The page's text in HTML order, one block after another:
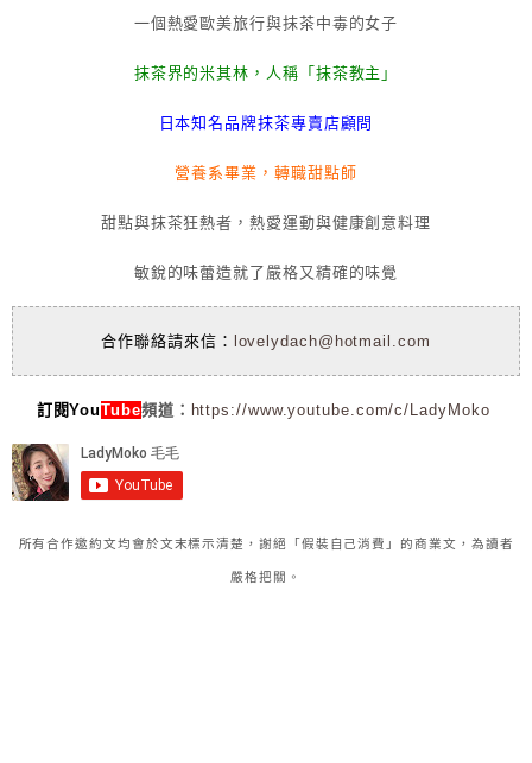
一個熱愛歐美旅行與抹茶中毒的女子
抹茶界的米其林，人稱「抹茶教主」
日本知名品牌抹茶專賣店顧問
營養系畢業，轉職甜點師
甜點與抹茶狂熱者，熱愛運動與健康創意料理
敏銳的味蕾造就了嚴格又精確的味覺
合作聯絡請來信： lovelydach@hotmail.com
訂閱YouTube頻道： https://www.youtube.com/c/LadyMoko
所有合作邀約文均會於文末標示清楚，謝絕「假裝自己消費」的商業文，為讀者
嚴格把關。